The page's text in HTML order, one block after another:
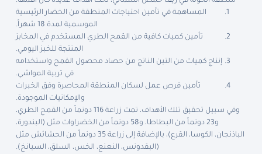
المساهمة في تأمين احتياجات المنطقة من الخضار الرئيسية
الموسمية لمدة 18 شهراً.
تأمين كميات كافية من القمح الطري المستخدم في المخابز
المنتجة للخبز اليومي.
إنتاج كميات من التبن الناتج من حصاد محصول القمح واستخدامه
في تربية المواشي.
تأمين فرص عمل لسكان المنطقة المحاصرة وفق الخبرات
والإمكانيات الموجودة.
وفي سبيل تحقيق تلك الأهداف، تمت زراعة 116 دونماً من القمح الطري،
و23 دونماً من البطاطا، و58 دونماً من الخضراوات مثل (البندورة،
الباذنجان، الكوسا، القرع)، بالإضافة إلى زراعة 35 دونماً من الحشائش مثل
(البقدونس، النعنع، الخس، السلق، السبانخ).